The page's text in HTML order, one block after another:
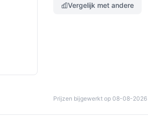
Vergelijk met andere
Prijzen bijgewerkt op 08-08-2026